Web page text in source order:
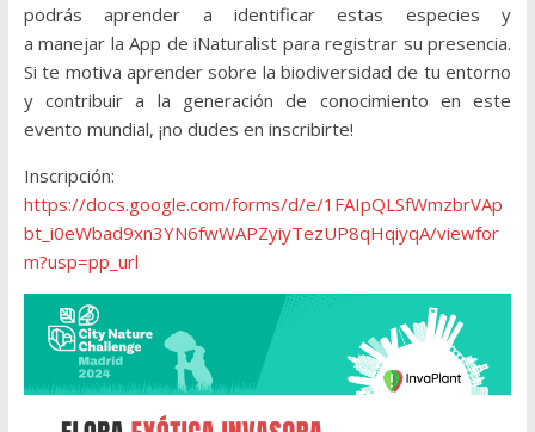
podrás aprender a identificar estas especies y
a manejar la App de iNaturalist para registrar su presencia.
Si te motiva aprender sobre la biodiversidad de tu entorno
y contribuir a la generación de conocimiento en este
evento mundial, ¡no dudes en inscribirte!
Inscripción:
https://docs.google.com/forms/d/e/1FAIpQLSfWmzbrVAp
bt_i0eWbad9xn3YN6fwWAPZyiyTezUP8qHqiyqA/viewfor
m?usp=pp_url